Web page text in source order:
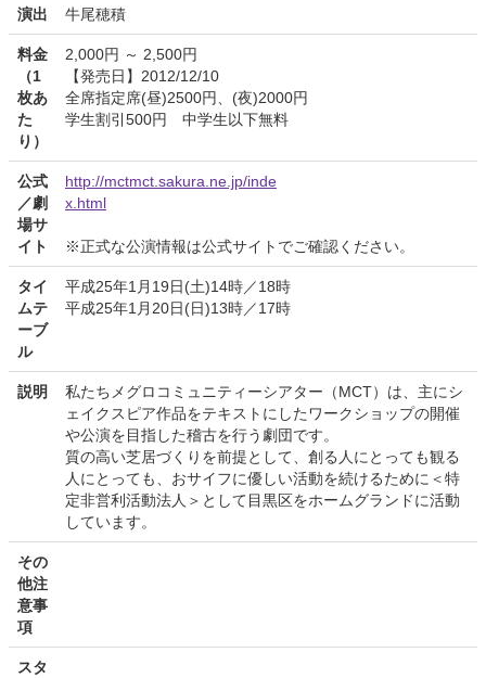
演出 牛尾穂積
料金
（1
枚あ
た
り）
2,000円 ～ 2,500円
【発売日】2012/12/10
全席指定席(昼)2500円、(夜)2000円
学生割引500円 中学生以下無料
公式
／劇
場サ
イト
http://mctmct.sakura.ne.jp/inde
x.html
※正式な公演情報は公式サイトでご確認ください。
タイ
ムテ
ーブ
ル
平成25年1月19日(土)14時／18時
平成25年1月20日(日)13時／17時
説明
私たちメグロコミュニティーシアター（MCT）は、主にシ
ェイクスピア作品をテキストにしたワークショップの開催
や公演を目指した稽古を行う劇団です。
質の高い芝居づくりを前提として、創る人にとっても観る
人にとっても、おサイフに優しい活動を続けるために＜特
定非営利活動法人＞として目黒区をホームグランドに活動
しています。
その
他注
意事
項
スタ